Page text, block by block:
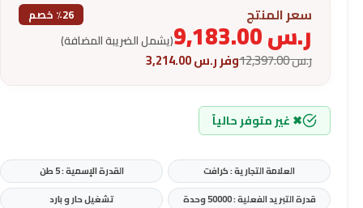
سعر المنتج ٪26 خصم
ر.س (يشمل الضريبة المضافة)
ر.س12,397.00 وفرر.س
✖ غير متوفر حالياً
العلامة التجارية : كرافت
القدرة الإسمية : 5 طن
قدرة التبريد الفعلية : 50000 وحدة
تشغيل حار و بارد